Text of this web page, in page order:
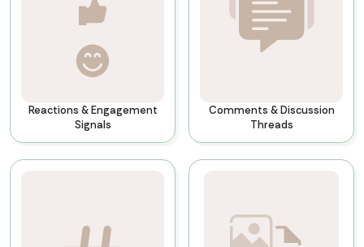
Reactions & Engagement
Signals
Comments & Discussion
Threads